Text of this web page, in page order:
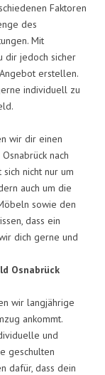
Faktoren
des
Mit
dir jedoch sicher
erstellen.
individuell zu
wir dir einen
nach
nicht nur um
auch um die
sowie den
dass ein
dich gerne und
Osnabrück
wir langjährige
ankommt.
und
geschulten
dafür, dass dein